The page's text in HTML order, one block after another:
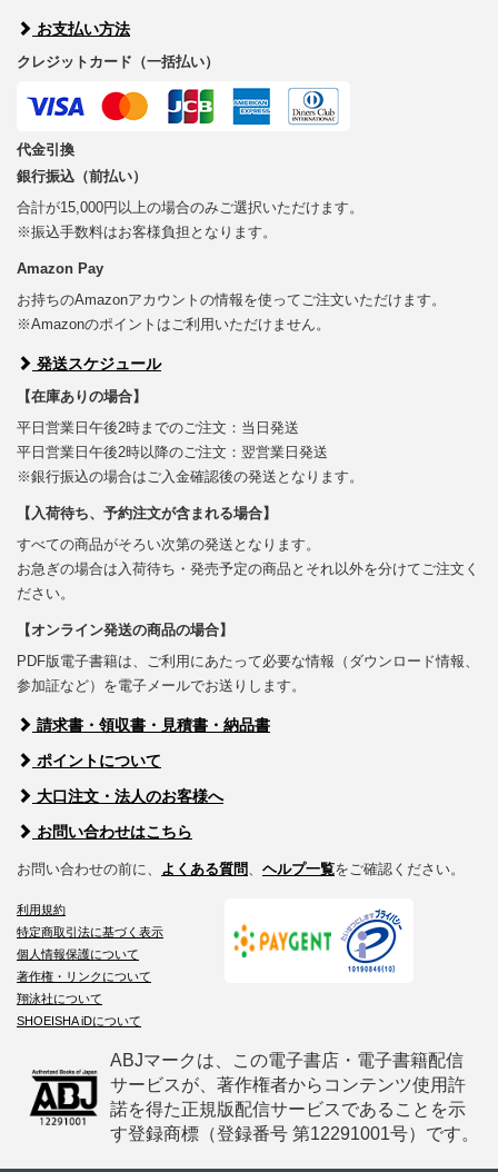
お支払い方法
クレジットカード（一括払い）
代金引換
銀行振込（前払い）
合計が15,000円以上の場合のみご選択いただけます。
※振込手数料はお客様負担となります。
Amazon Pay
お持ちのAmazonアカウントの情報を使ってご注文いただけます。
※Amazonのポイントはご利用いただけません。
発送スケジュール
【在庫ありの場合】
平日営業日午後2時までのご注文：当日発送
平日営業日午後2時以降のご注文：翌営業日発送
※銀行振込の場合はご入金確認後の発送となります。
【入荷待ち、予約注文が含まれる場合】
すべての商品がそろい次第の発送となります。
お急ぎの場合は入荷待ち・発売予定の商品とそれ以外を分けてご注文く
ださい。
【オンライン発送の商品の場合】
PDF版電子書籍は、ご利用にあたって必要な情報（ダウンロード情報、
参加証など）を電子メールでお送りします。
請求書・領収書・見積書・納品書
ポイントについて
大口注文・法人のお客様へ
お問い合わせはこちら
お問い合わせの前に、 よくある質問、 ヘルプ一覧をご確認ください。
利用規約
特定商取引法に基づく表示
個人情報保護について
著作権・リンクについて
翔泳社について
SHOEISHA iDについて
ABJマークは、この電子書店・電子書籍配信
サービスが、著作権者からコンテンツ使用許
諾を得た正規版配信サービスであることを示
す登録商標（登録番号 第12291001号）です。